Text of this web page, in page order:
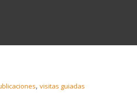
, visitas guiadas